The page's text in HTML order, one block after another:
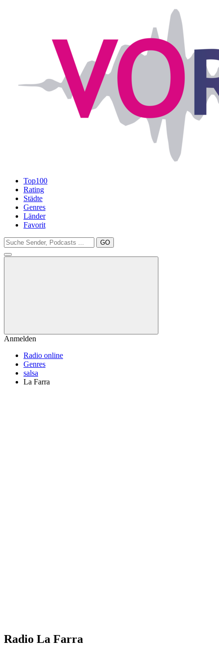
Top100
Rating
Städte
Genres
Länder
Favorit
GO
Anmelden
Radio online
Genres
salsa
La Farra
Radio La Farra